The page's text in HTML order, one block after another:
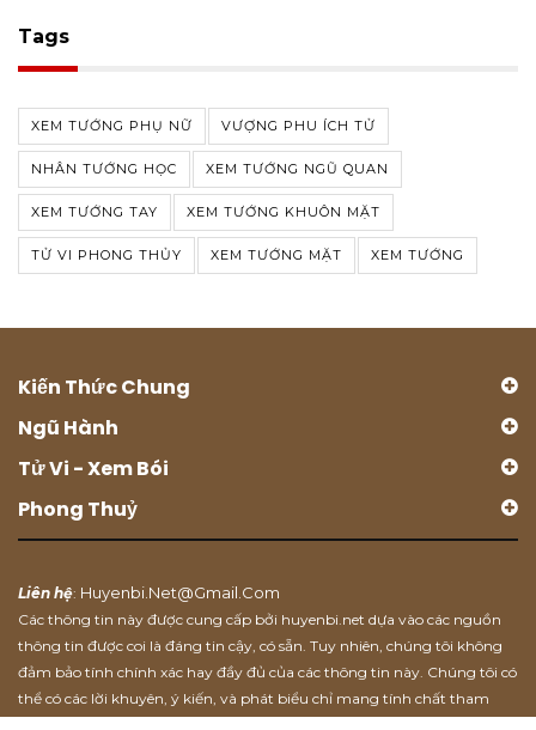
Tags
XEM TƯỚNG PHỤ NỮ VƯỢNG PHU ÍCH TỬ
NHÂN TƯỚNG HỌC XEM TƯỚNG NGŨ QUAN
XEM TƯỚNG TAY XEM TƯỚNG KHUÔN MẶT
TỬ VI PHONG THỦY XEM TƯỚNG MẶT XEM TƯỚNG
Kiến Thức Chung
Ngũ Hành
Tử Vi - Xem Bói
Phong Thuỷ
Liên hệ: Huyenbi.net@gmail.com
Các thông tin này được cung cấp bởi huyenbi.net dựa vào các nguồn
thông tin được coi là đáng tin cậy, có sẵn. Tuy nhiên, chúng tôi không
đảm bảo tính chính xác hay đầy đủ của các thông tin này. Chúng tôi có
thể có các lời khuyên, ý kiến, và phát biểu chỉ mang tính chất tham